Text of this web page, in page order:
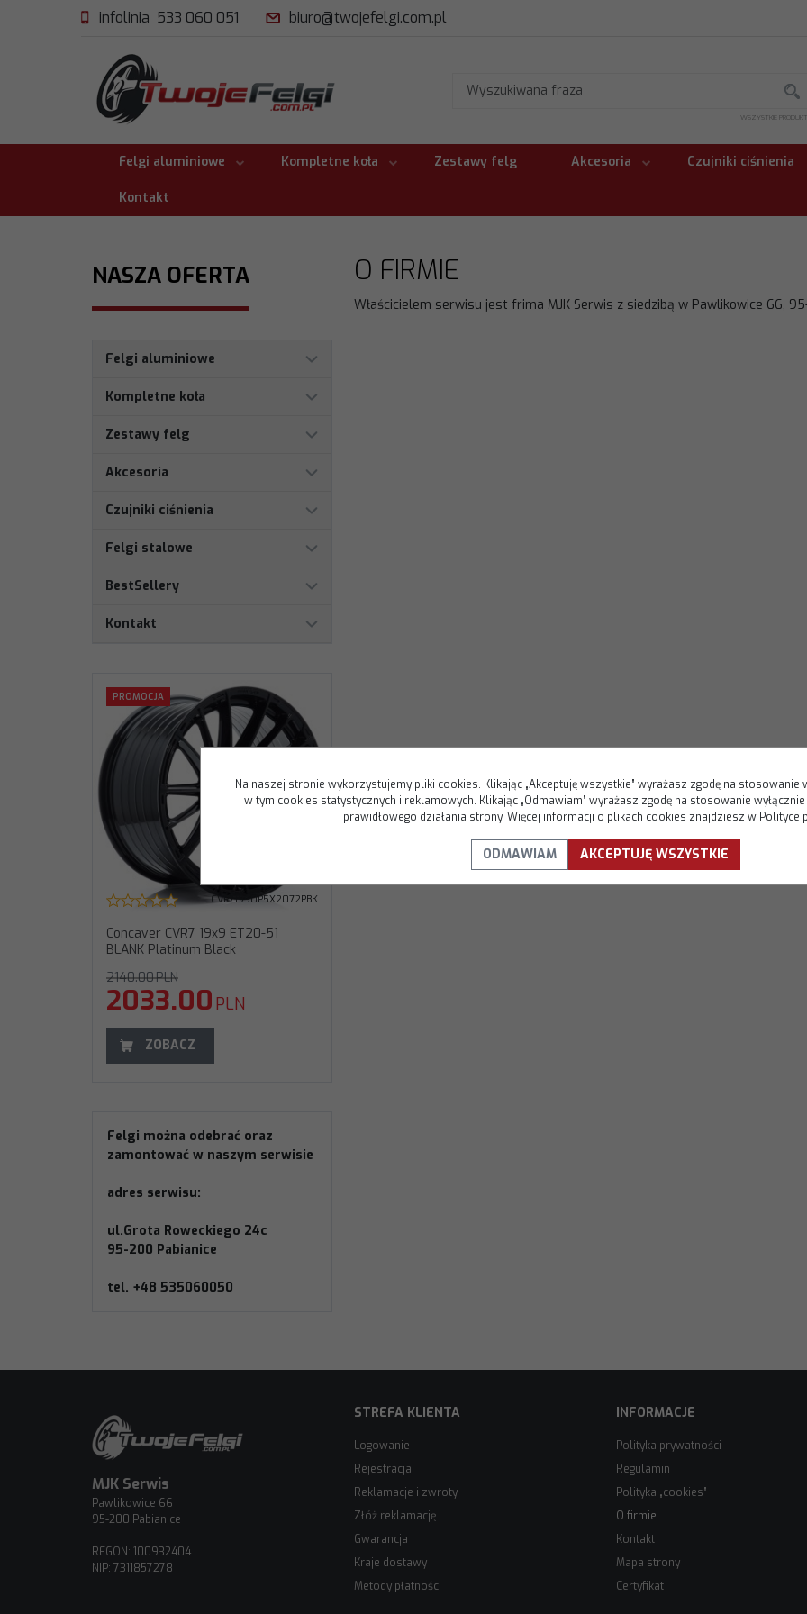
infolinia 533 060 051 biuro@twojefelgi.com.pl
WSZYSTKIE
Felgi aluminiowe Kompletne koła Zestawy felg Akcesoria Czujniki ciśnienia
Kontakt
O FIRMIE
Właścicielem serwisu jest frima MJK Serwis z siedzibą w Pawlikowice 66,
NASZA OFERTA
Felgi aluminiowe
Kompletne koła
Zestawy felg
Akcesoria
Czujniki ciśnienia
Felgi stalowe
BestSellery
Kontakt
PROMOCJA
CVR71990P5X2072PBK
Concaver CVR7 19x9 ET20-51
BLANK Platinum Black
2140.00PLN
2033.00 PLN
ZOBACZ
Felgi można odebrać oraz
zamontować w naszym serwisie
adres serwisu:
ul.Grota Roweckiego 24c
95-200 Pabianice
tel. +48 535060050
MJK Serwis
Pawlikowice 66
95-200 Pabianice
REGON: 100932404
NIP: 7311857278
STREFA KLIENTA
Logowanie
Rejestracja
Reklamacje i zwroty
Złóż reklamację
Gwarancja
Kraje dostawy
Metody płatności
INFORMACJE
Polityka prywatności
Regulamin
Polityka „cookies”
O firmie
Kontakt
Mapa strony
Certyfikat
Na naszej stronie wykorzystujemy pliki cookies. Klikając „Akceptuję wszystkie” wyrażasz zgodę na
w tym cookies statystycznych i reklamowych. Klikając „Odmawiam” wyrażasz zgodę na stosowanie
prawidłowego działania strony. Więcej informacji o plikach cookies znajdziesz w Polityce
ODMAWIAM AKCEPTUJĘ WSZYSTKIE